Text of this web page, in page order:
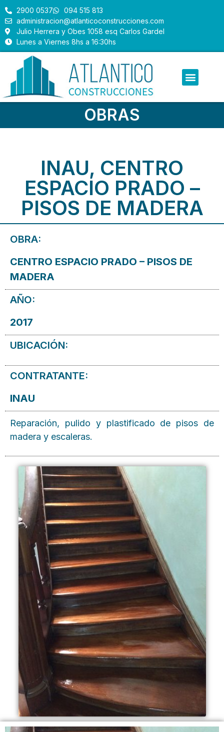
2900 0537
094 515 813
administracion@atlanticoconstrucciones.com
Julio Herrera y Obes 1058 esq Carlos Gardel
Lunes a Viernes 8hs a 16:30hs
OBRAS
INAU, CENTRO
ESPACIO PRADO –
PISOS DE MADERA
OBRA:
CENTRO ESPACIO PRADO – PISOS DE
MADERA
AÑO:
2017
UBICACIÓN:
CONTRATANTE:
INAU
Reparación, pulido y plastificado de pisos de
madera y escaleras.